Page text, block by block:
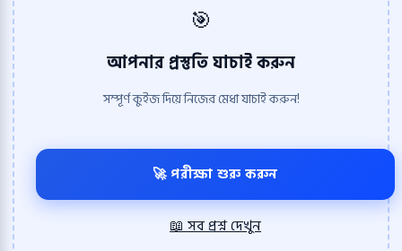
🎯
আপনার প্রস্তুতি যাচাই করুন
সম্পূর্ণ কুইজ দিয়ে নিজের মেধা যাচাই করুন!
🚀 পরীক্ষা শুরু করুন
📖 সব প্রশ্ন দেখুন